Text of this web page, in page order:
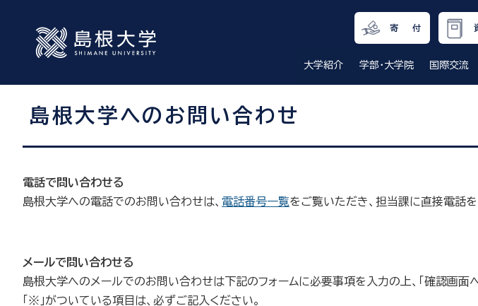
寄 付
大学紹介 学部・大学院 国際交流
島根大学へのお問い合わせ
電話で問い合わせる
島根大学への電話でのお問い合わせは、 電話番号一覧をご覧いただき、担当課に直接電話を
メールで問い合わせる
島根大学へのメールでのお問い合わせは下記のフォームに必要事項を入力の上、「確認画面へ
「※」がついている項目は、必ずご記入ください。